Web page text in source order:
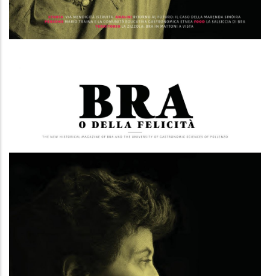
Bra o della felicità 01